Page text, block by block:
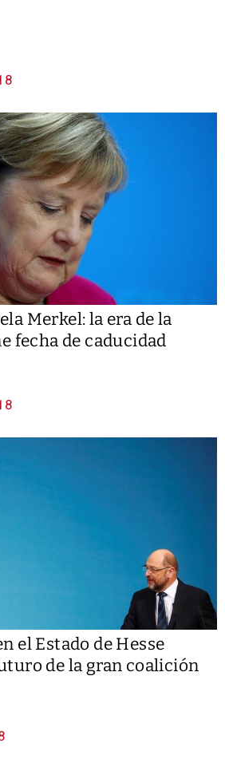
Merkel: la era de la
fecha de caducidad
el Estado de Hesse
de la gran coalición